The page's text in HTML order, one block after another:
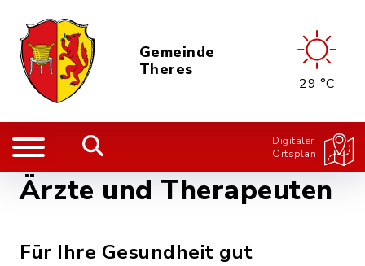
Gemeinde
Theres
29 °C
Digitaler
Ortsplan
Ärzte und Therapeuten
Für Ihre Gesundheit gut